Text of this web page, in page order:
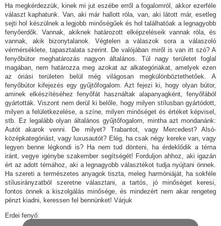
Ha megkérdezzük, kinek mi jut eszébe erről a fogalomról, akkor ezerféle
választ kaphatunk. Van, aki már hallott róla, van, aki látott már, esetleg
sejti hol készülnek a legjobb minőségűek és hol találhatóak a legnagyobb
fenyőerdők. Vannak, akiknek határozott elképzeléseik vannak róla, és
vannak, akik bizonytalanok. Végtelen a válaszok sora a válaszoló
vérmérséklete, tapasztalata szerint. De valójában miről is van itt szó? A
fenyőbútor meghatározás nagyon általános. Túl nagy területet foglal
magában, nem határozza meg azokat az alkategóriákat, amelyek ezen
az óriási területen belül még világosan megkülönböztethetőek. A
fenyőbútor kifejezés egy gyűjtőfogalom. Azt fejezi ki, hogy olyan bútor,
aminek elkészítéséhez fenyőfát használtak alapanyagként, fenyőfából
gyártották. Viszont nem derül ki belőle, hogy milyen stílusban gyártódott,
milyen a felületkezelése, a színe, milyen minőséget és értéket képvisel,
stb. Ez legalább olyan általános gyűjtőfogalom, mintha azt mondanánk:
Autót akarok venni. De milyet? Trabantot, vagy Mercedest? Alsó-
középkategóriást, vagy luxusautót? Elég, ha csak négy kereke van, vagy
legyen benne légkondi is? Ha nem tud dönteni, ha érdeklődik a téma
iránt, vegye igénybe szakember segítségét! Forduljon ahhoz, aki igazán
ért az adott témához, aki a legnagyobb választékot tudja nyújtani önnek.
Ha szereti a természetes anyagok tiszta, meleg harmóniáját, ha sokféle
stílusirányzatból szeretne választani, a tartós, jó minőséget keresi,
fontos önnek a kiszolgálás minősége, és mindezért nem akar rengeteg
pénzt kiadni, keressen fel bennünket! Várjuk
Erdei fenyő: